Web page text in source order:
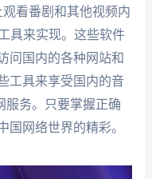
看番剧和其他视频内
具来实现。这些软件
问国内的各种网站和
工具来享受国内的音
服务。只要掌握正确
国网络世界的精彩。